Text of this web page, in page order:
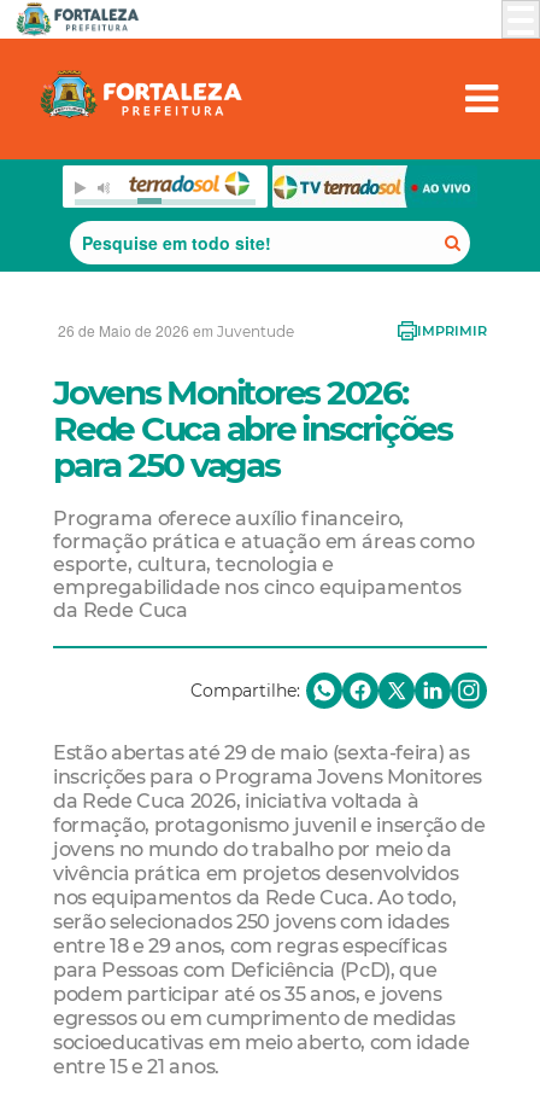
26 de Maio de 2026 em Juventude IMPRIMIR
Jovens Monitores 2026:
Rede Cuca abre inscrições
para 250 vagas
Programa oferece auxílio financeiro,
formação prática e atuação em áreas como
esporte, cultura, tecnologia e
empregabilidade nos cinco equipamentos
da Rede Cuca
Compartilhe:
Estão abertas até 29 de maio (sexta-feira) as
inscrições para o Programa Jovens Monitores
da Rede Cuca 2026, iniciativa voltada à
formação, protagonismo juvenil e inserção de
jovens no mundo do trabalho por meio da
vivência prática em projetos desenvolvidos
nos equipamentos da Rede Cuca. Ao todo,
serão selecionados 250 jovens com idades
entre 18 e 29 anos, com regras específicas
para Pessoas com Deficiência (PcD), que
podem participar até os 35 anos, e jovens
egressos ou em cumprimento de medidas
socioeducativas em meio aberto, com idade
entre 15 e 21 anos.